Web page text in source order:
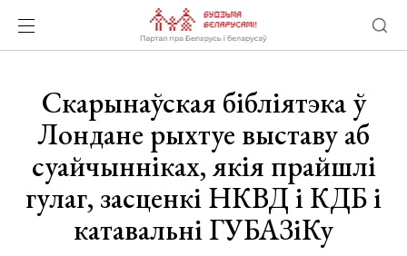
Скарынаўская бібліятэка ў
Лондане рыхтуе выставу аб
суайчынніках, якія прайшлі
гулаг, засценкі НКВД і КДБ і
катавальні ГУБАЗіКу